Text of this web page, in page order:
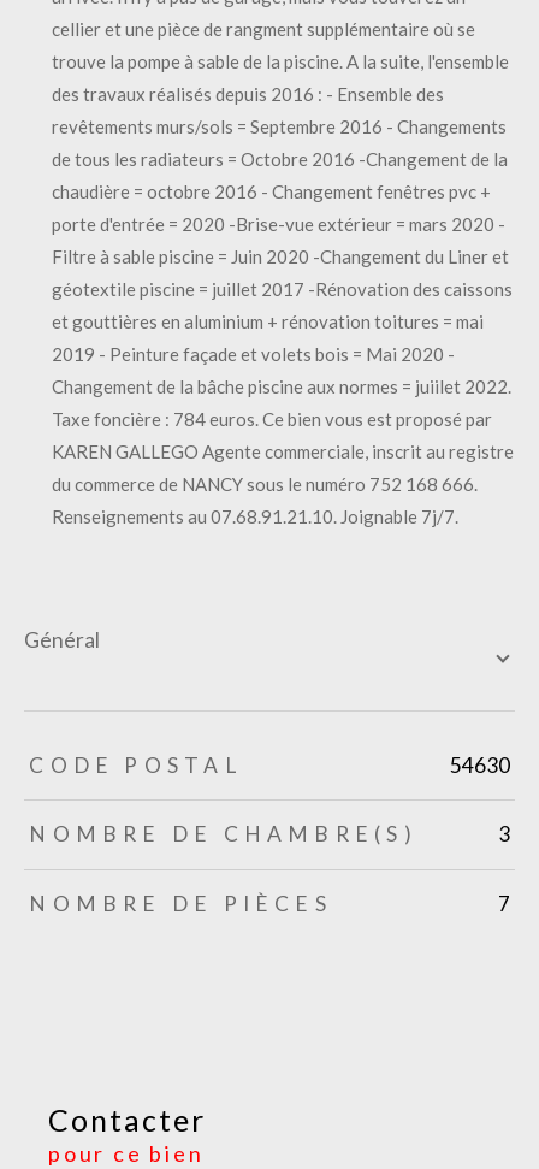
cellier et une pièce de rangment supplémentaire où se
trouve la pompe à sable de la piscine. A la suite, l'ensemble
des travaux réalisés depuis 2016 : - Ensemble des
revêtements murs/sols = Septembre 2016 - Changements
de tous les radiateurs = Octobre 2016 -Changement de la
chaudière = octobre 2016 - Changement fenêtres pvc +
porte d'entrée = 2020 -Brise-vue extérieur = mars 2020 -
Filtre à sable piscine = Juin 2020 -Changement du Liner et
géotextile piscine = juillet 2017 -Rénovation des caissons
et gouttières en aluminium + rénovation toitures = mai
2019 - Peinture façade et volets bois = Mai 2020 -
Changement de la bâche piscine aux normes = juiilet 2022.
Taxe foncière : 784 euros. Ce bien vous est proposé par
KAREN GALLEGO Agente commerciale, inscrit au registre
du commerce de NANCY sous le numéro 752 168 666.
Renseignements au 07.68.91.21.10. Joignable 7j/7.
général
TRAD_ZEPHYR_Caracteristique TRAD_ZEPHYR_Valeurs
CODE POSTAL 54630
NOMBRE DE CHAMBRE(S) 3
NOMBRE DE PIÈCES 7
Contacter
pour ce bien